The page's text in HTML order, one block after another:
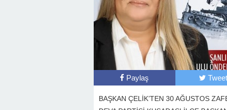
Paylaş
BAŞKAN ÇELİK’TEN 30 AĞUSTOS